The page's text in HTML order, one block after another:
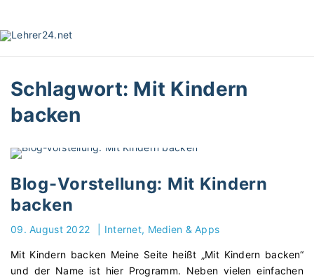
i
Schlagwort: Mit Kindern
backen
Blog-Vorstellung: Mit Kindern
backen
09. August 2022 Internet, Medien & Apps
Mit Kindern backen Meine Seite heißt „Mit Kindern backen“
und der Name ist hier Programm. Neben vielen einfachen